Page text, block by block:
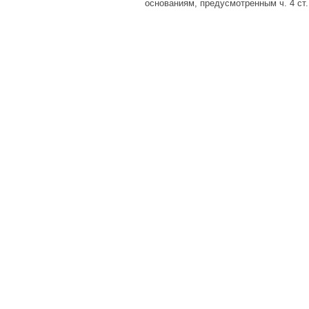
основаниям, предусмотренным ч. 4